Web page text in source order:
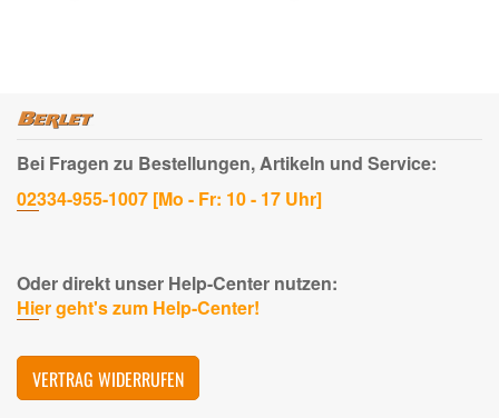
Bei Fragen zu Bestellungen, Artikeln und Service:
02334-955-1007 [Mo - Fr: 10 - 17 Uhr]
Oder direkt unser Help-Center nutzen:
Hier geht's zum Help-Center!
VERTRAG WIDERRUFEN